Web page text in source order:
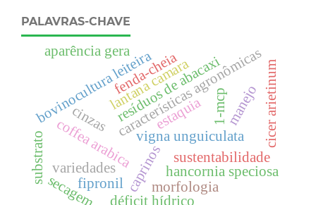
PALAVRAS-CHAVE
caprinos
características agronômicas
vigna unguiculata
sustentabilidade
coffea arabica
bovinocultura leiteira
aparência gera
1-mcp
hancornia speciosa
morfologia
déficit hídrico
variedades
fipronil
cicer arietinum
resíduos de abacaxi
lantana camara
fenda-cheia
manejo
secagem
cinzas
substrato
estaquia